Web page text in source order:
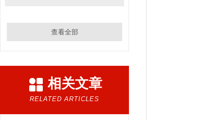
查看全部
相关文章
RELATED ARTICLES